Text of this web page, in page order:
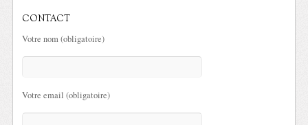
CONTACT
Votre nom (obligatoire)
Votre email (obligatoire)